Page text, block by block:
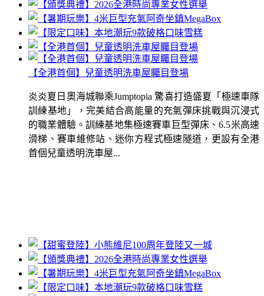
【全港首個】兒童透明洗車屋矚目登場
炎炎夏日奧海城聯乘Jumptopia 驚喜打造盛夏「極速車隊
訓練基地」，完美結合高能量的充氣彈床挑戰與沉浸式
的職業體驗。訓練基地集極速賽車巨型彈床、6.5米高速
滑梯、賽車維修站、迷你方程式極速隧道，更設有全港
首個兒童透明洗車屋...